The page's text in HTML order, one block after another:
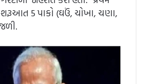
5 પાકો (ઘઉં, ચોખા, ચણા,